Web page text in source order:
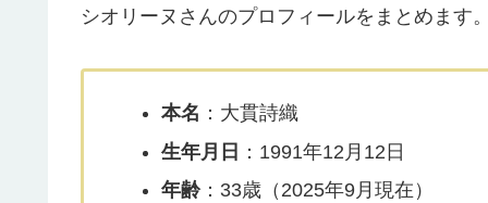
シオリーヌさんのプロフィールをまとめます。
本名 ：大貫詩織
生年月日 ：1991年12月12日
年齢：33歳（2025年9月現在）